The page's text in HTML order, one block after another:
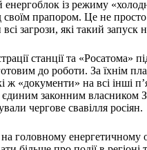
із режиму
прапором. Це не просто
загрози, які такий запуск
станції та «Росатома»
до роботи. За їхнім
«документи» на всі інші
єдиним законним
чергове свавілля росіян.
головному енергетичному